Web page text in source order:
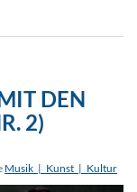
DEN
2)
Musik_|_Kunst_|_Kultur